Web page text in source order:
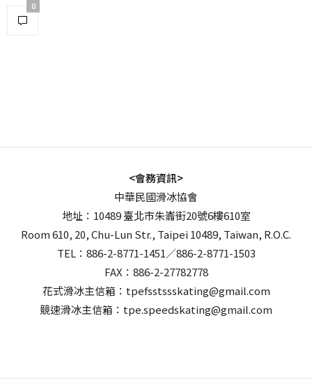
0
<會務資訊>
中華民國滑冰協會
地址：10489 臺北市朱崙街20號6樓610室
Room 610, 20, Chu-Lun Str., Taipei 10489, Taiwan, R.O.C.
TEL：886-2-8771-1451／886-2-8771-1503
FAX：886-2-27782778
花式滑冰主信箱：tpefsstssskating@gmail.com
競速滑冰主信箱：tpe.speedskating@gmail.com